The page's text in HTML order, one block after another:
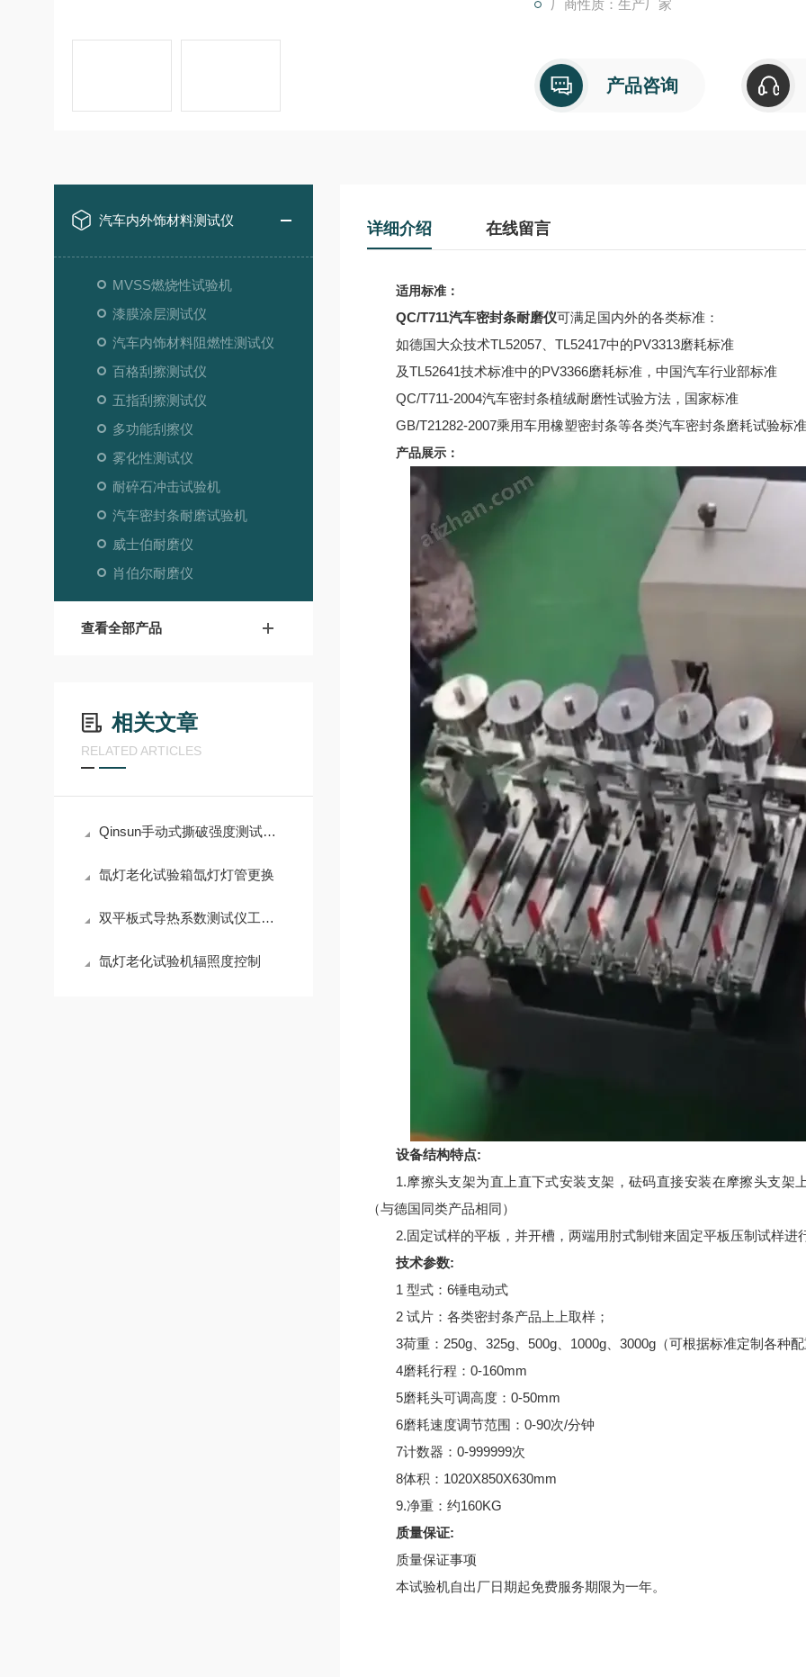
厂商性质：生产厂家
产品咨询
汽车内外饰材料测试仪
MVSS燃烧性试验机
漆膜涂层测试仪
汽车内饰材料阻燃性测试仪
百格刮擦测试仪
五指刮擦测试仪
多功能刮擦仪
雾化性测试仪
耐碎石冲击试验机
汽车密封条耐磨试验机
威士伯耐磨仪
肖伯尔耐磨仪
查看全部产品
相关文章
RELATED ARTICLES
Qinsun手动式撕破强度测试仪优势特点
氙灯老化试验箱氙灯灯管更换
双平板式导热系数测试仪工作原理
氙灯老化试验机辐照度控制
详细介绍 在线留言
适用标准：
QC/T711汽车密封条耐磨仪可满足国内外的各类标准：
如德国大众技术TL52057、TL52417中的PV3313磨耗标准
及TL52641技术标准中的PV3366磨耗标准，中国汽车行业部标准
QC/T711-2004汽车密封条植绒耐磨性试验方法，国家标准
GB/T21282-2007乘用车用橡塑密封条等各类汽车密封条磨耗试验标准
产品展示：
设备结构特点:
1.摩擦头支架为直上直下式安装支架，砝码直接安装在摩擦头支架
（与德国同类产品相同）
2.固定试样的平板，并开槽，两端用肘式制钳来固定平板压制试样进
技术参数:
1 型式：6锤电动式
2 试片：各类密封条产品上上取样；
3荷重：250g、325g、500g、1000g、3000g（可根据标准定制各种配
4磨耗行程：0-160mm
5磨耗头可调高度：0-50mm
6磨耗速度调节范围：0-90次/分钟
7计数器：0-999999次
8体积：1020X850X630mm
9.净重：约160KG
质量保证:
质量保证事项
本试验机自出厂日期起免费服务期限为一年。